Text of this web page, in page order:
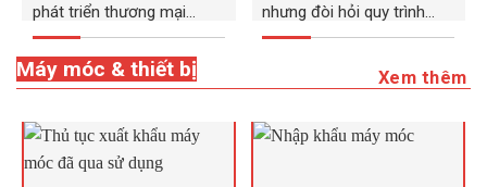
phát triển thương mại
quốc...
nhưng đòi hỏi quy trình...
Máy móc & thiết bị Xem thêm